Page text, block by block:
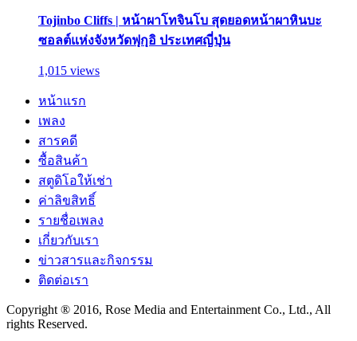
Tojinbo Cliffs | หน้าผาโทจินโบ สุดยอดหน้าผาหินบะ
ซอลต์แห่งจังหวัดฟุกุอิ ประเทศญี่ปุ่น
1,015 views
หน้าแรก
เพลง
สารคดี
ซื้อสินค้า
สตูดิโอให้เช่า
ค่าลิขสิทธิ์
รายชื่อเพลง
เกี่ยวกับเรา
ข่าวสารและกิจกรรม
ติดต่อเรา
Copyright ® 2016, Rose Media and Entertainment Co., Ltd., All
rights Reserved.